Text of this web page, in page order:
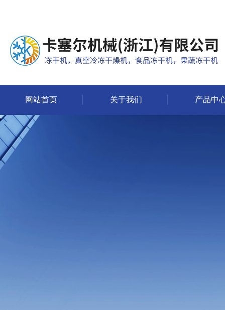
网站首页 关于我们 产品中